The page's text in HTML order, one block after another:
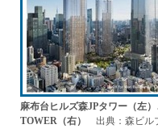
麻布台ヒルズ森JPタワー（左
TOWER（右）
出典：森ビル